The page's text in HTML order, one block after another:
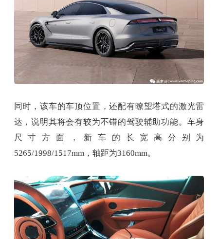
同时，该车的车顶位置，还配有暸望塔式的激光雷
达，说明其将会有较为不错的驾驶辅助功能。车身
尺寸方面，新车的长宽高分别为
5265/1998/1517mm，轴距为3160mm。